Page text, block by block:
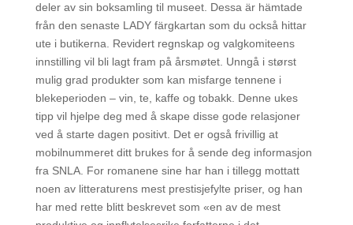
deler av sin boksamling til museet. Dessa är hämtade
från den senaste LADY färgkartan som du också hittar
ute i butikerna. Revidert regnskap og valgkomiteens
innstilling vil bli lagt fram på årsmøtet. Unngå i størst
mulig grad produkter som kan misfarge tennene i
blekeperioden – vin, te, kaffe og tobakk. Denne ukes
tipp vil hjelpe deg med å skape disse gode relasjoner
ved å starte dagen positivt. Det er også frivillig at
mobilnummeret ditt brukes for å sende deg informasjon
fra SNLA. For romanene sine har han i tillegg mottatt
noen av litteraturens mest prestisjefylte priser, og han
har med rette blitt beskrevet som «en av de mest